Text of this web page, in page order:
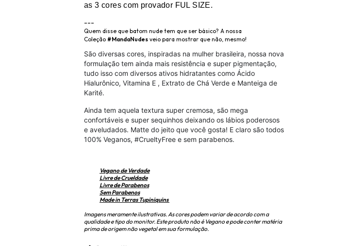
as 3 cores com provador FUL SIZE.
Quem disse que batom nude tem que ser básico? A nossa
Coleção #MandaNudes veio para mostrar que não, mesmo!
São diversas cores, inspiradas na mulher brasileira, nossa nova
formulação tem ainda mais resistência e super pigmentação,
tudo isso com diversos ativos hidratantes como Ácido
Hialurônico, Vitamina E , Extrato de Chá Verde e Manteiga de
Karité.
Ainda tem aquela textura super cremosa, são mega
confortáveis e super sequinhos deixando os lábios poderosos
e aveludados. Matte do jeito que você gosta! E claro são todos
100% Veganos, #CrueltyFree e sem parabenos.
Vegano de Verdade
Livre de Crueldade
Livre de Parabenos
Sem Parabenos
Made in Terras Tupiniquins
Imagens meramente ilustrativas. As cores podem variar de acordo com a
qualidade e tipo do monitor. Este produto não é Vegano e pode conter matéria
prima de origem não vegetal em sua formulação.